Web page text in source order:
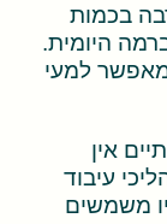
בכמות
היומית.
למעי
אין
עיבוד
משמשים